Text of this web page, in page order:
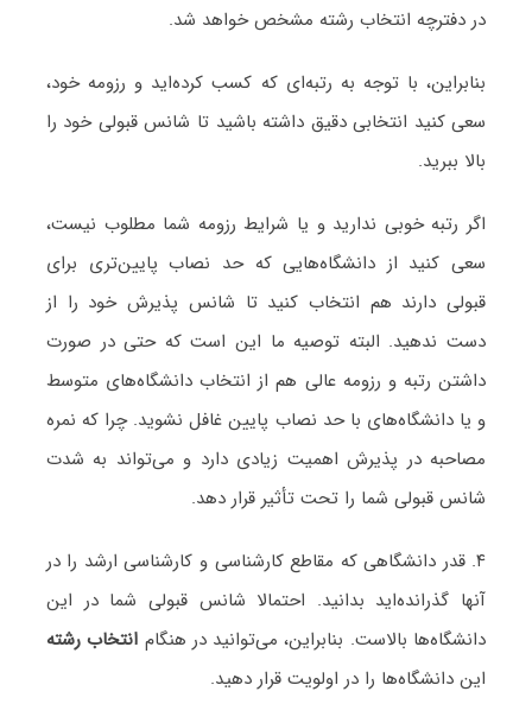
در دفترچه انتخاب رشته مشخص خواهد شد.
بنابراین، با توجه به رتبه‌ای که کسب کرده‌اید و رزومه خود،
سعی کنید انتخابی دقیق داشته باشید تا شانس قبولی خود را
بالا ببرید.
اگر رتبه خوبی ندارید و یا شرایط رزومه شما مطلوب نیست،
سعی کنید از دانشگاه‌هایی که حد نصاب پایین‌تری برای
قبولی دارند هم انتخاب کنید تا شانس پذیرش خود را از
دست ندهید. البته توصیه ما این است که حتی در صورت
داشتن رتبه و رزومه عالی هم از انتخاب دانشگاه‌های متوسط
و یا دانشگاه‌های با حد نصاب پایین غافل نشوید. چرا که نمره
مصاحبه در پذیرش اهمیت زیادی دارد و می‌تواند به شدت
شانس قبولی شما را تحت تأثیر قرار دهد.
۴. قدر دانشگاهی که مقاطع کارشناسی و کارشناسی ارشد را در
آنها گذرانده‌اید بدانید. احتمالا شانس قبولی شما در این
دانشگاه‌ها بالاست. بنابراین، می‌توانید در هنگام انتخاب رشته
این دانشگاه‌ها را در اولویت قرار دهید.